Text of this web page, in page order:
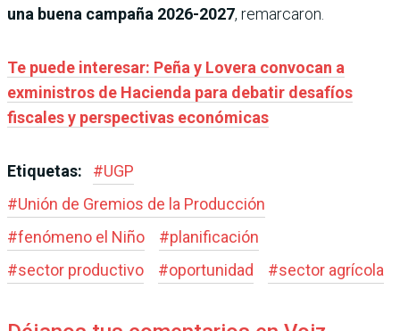
una buena campaña 2026-2027, remarcaron.
Te puede interesar: Peña y Lovera convocan a
exministros de Hacienda para debatir desafíos
fiscales y perspectivas económicas
Etiquetas: #UGP
#Unión de Gremios de la Producción
#fenómeno el Niño #planificación
#sector productivo #oportunidad #sector agrícola